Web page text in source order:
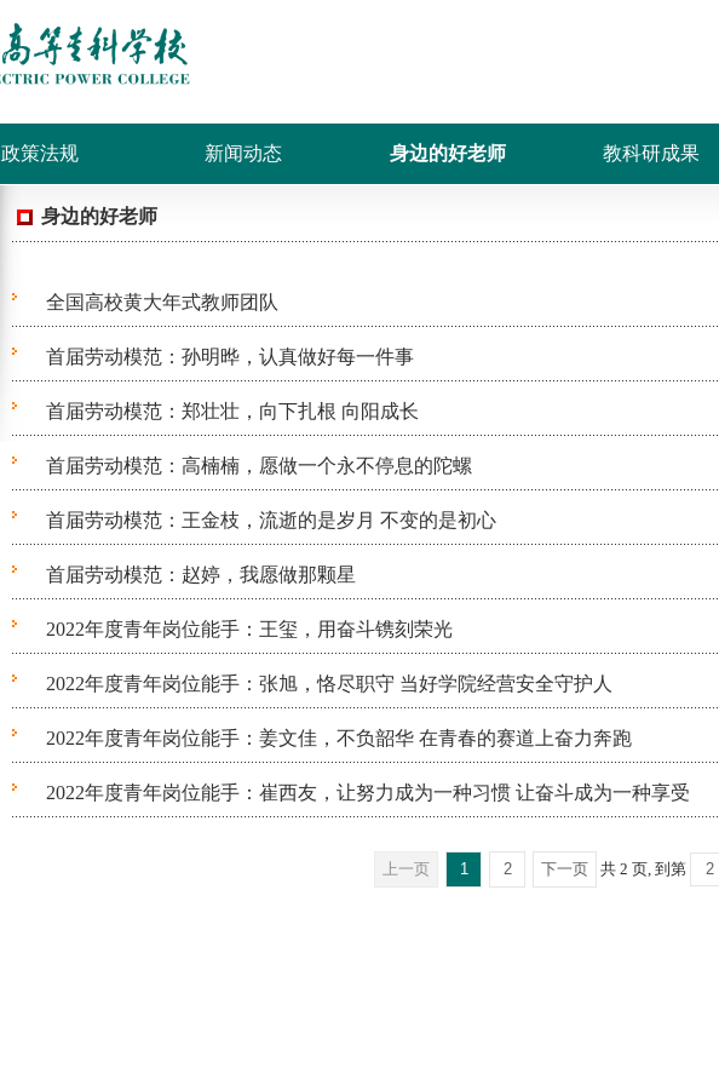
政策法规 新闻动态 身边的好老师 教科研成果
身边的好老师
全国高校黄大年式教师团队
首届劳动模范：孙明晔，认真做好每一件事
首届劳动模范：郑壮壮，向下扎根 向阳成长
首届劳动模范：高楠楠，愿做一个永不停息的陀螺
首届劳动模范：王金枝，流逝的是岁月 不变的是初心
首届劳动模范：赵婷，我愿做那颗星
2022年度青年岗位能手：王玺，用奋斗镌刻荣光
2022年度青年岗位能手：张旭，恪尽职守 当好学院经营安全守护人
2022年度青年岗位能手：姜文佳，不负韶华 在青春的赛道上奋力奔跑
2022年度青年岗位能手：崔西友，让努力成为一种习惯 让奋斗成为一种享受
上一页 1 2 下一页 共 2 页, 到第